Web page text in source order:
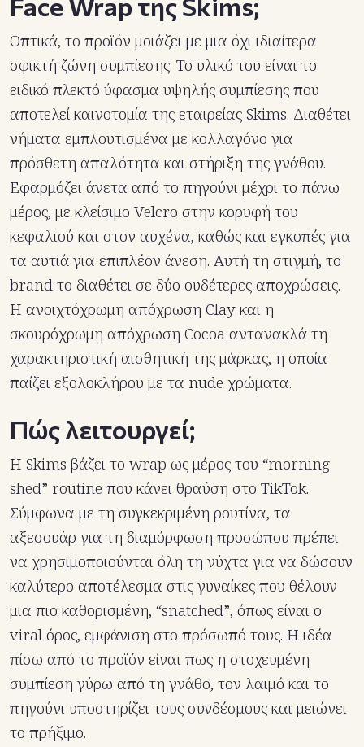
Οπτικά, το προϊόν μοιάζει με μια όχι ιδιαίτερα
σφικτή ζώνη συμπίεσης. Το υλικό του είναι το
ειδικό πλεκτό ύφασμα υψηλής συμπίεσης που
αποτελεί καινοτομία της εταιρείας Skims. Διαθέτει
νήματα εμπλουτισμένα με κολλαγόνο για
πρόσθετη απαλότητα και στήριξη της γνάθου.
Εφαρμόζει άνετα από το πηγούνι μέχρι το πάνω
μέρος, με κλείσιμο Velcro στην κορυφή του
κεφαλιού και στον αυχένα, καθώς και εγκοπές για
τα αυτιά για επιπλέον άνεση. Αυτή τη στιγμή, το
brand το διαθέτει σε δύο ουδέτερες αποχρώσεις.
Η ανοιχτόχρωμη απόχρωση Clay και η
σκουρόχρωμη απόχρωση Cocoa αντανακλά τη
χαρακτηριστική αισθητική της μάρκας, η οποία
παίζει εξολοκλήρου με τα nude χρώματα.
Πώς λειτουργεί;
Η Skims βάζει το wrap ως μέρος του “morning
shed” routine που κάνει θραύση στο TikTok.
Σύμφωνα με τη συγκεκριμένη ρουτίνα, τα
αξεσουάρ για τη διαμόρφωση προσώπου πρέπει
να χρησιμοποιούνται όλη τη νύχτα για να δώσουν
καλύτερο αποτέλεσμα στις γυναίκες που θέλουν
μια πιο καθορισμένη, “snatched”, όπως είναι ο
viral όρος, εμφάνιση στο πρόσωπό τους. Η ιδέα
πίσω από το προϊόν είναι πως η στοχευμένη
συμπίεση γύρω από τη γνάθο, τον λαιμό και το
πηγούνι υποστηρίζει τους συνδέσμους και μειώνει
το πρήξιμο.